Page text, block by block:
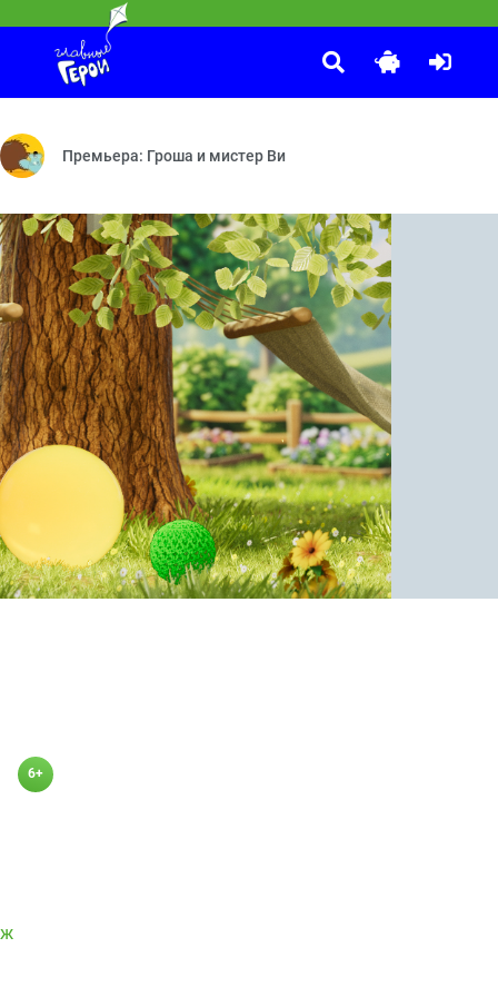
— ПДД — Почтовый квест — Спасите шляпу!
деле, и на этот раз их ждёт большое путешествие!
Что, зачем и почему?
В 2025 году телеканалу «Карусель» исполняется 15 лет! В
Премьера: Гроша и мистер Ви
6+